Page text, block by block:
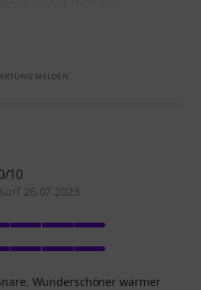
MELDEN
10
26.07.2023
Wunderschöner warmer